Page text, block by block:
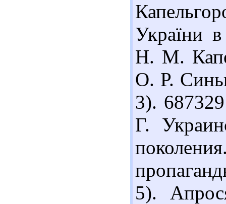
України
Н. М.
О. Р.
3).
Г.
5).